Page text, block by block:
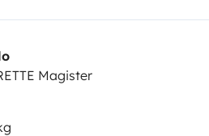
Magister